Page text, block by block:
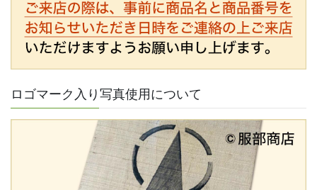
ロゴマーク入り写真使用について